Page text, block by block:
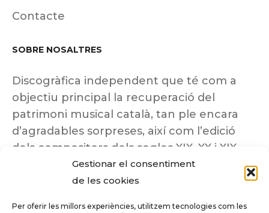
Gestionar el consentiment
de les cookies
Per oferir les millors experiències, utilitzem tecnologies com les
Contacte
SOBRE NOSALTRES
Discogràfica independent que té com a
objectiu principal la recuperació del
patrimoni musical català, tan ple encara
d’agradables sorpreses, així com l’edició
dels compositors dels segles XIX, XX i XIX
insuficientment coneguts.